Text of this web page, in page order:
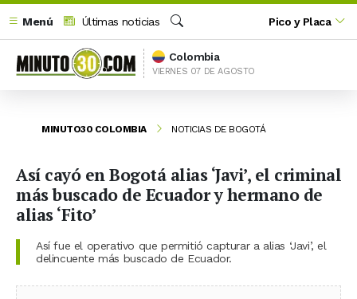
Menú
Últimas noticias
Buscar
Pico y Placa
Colombia
VIERNES 07 DE AGOSTO
MINUTO30 COLOMBIA NOTICIAS DE BOGOTÁ
Así cayó en Bogotá alias ‘Javi’, el criminal
más buscado de Ecuador y hermano de
alias ‘Fito’
Así fue el operativo que permitió capturar a alias ‘Javi’, el
delincuente más buscado de Ecuador.